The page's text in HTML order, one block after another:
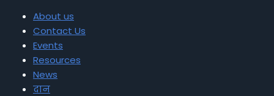
About us
Contact Us
Events
Resources
News
दान